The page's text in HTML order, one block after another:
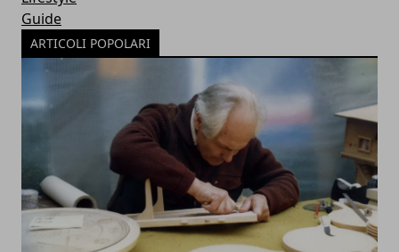
Guide
ARTICOLI POPOLARI